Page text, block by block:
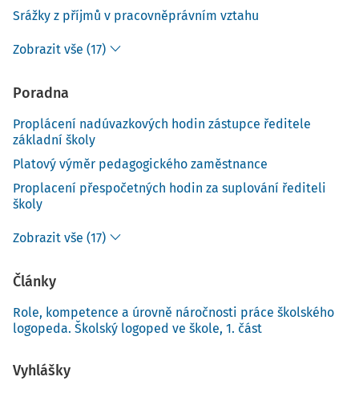
Srážky z příjmů v pracovněprávním vztahu
Zobrazit vše (17)
Poradna
Proplácení nadúvazkových hodin zástupce ředitele
základní školy
Platový výměr pedagogického zaměstnance
Proplacení přespočetných hodin za suplování řediteli
školy
Zobrazit vše (17)
Články
Role, kompetence a úrovně náročnosti práce školského
logopeda. Školský logoped ve škole, 1. část
Vyhlášky